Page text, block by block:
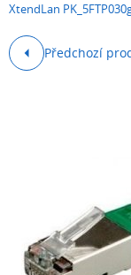
XtendLan
Předchozí